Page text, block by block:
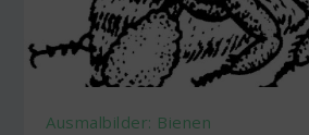
Ausmalbilder: Bienen